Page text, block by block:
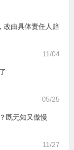
改由具体责任人赔
11/04
05/25
既无知又傲慢
11/27